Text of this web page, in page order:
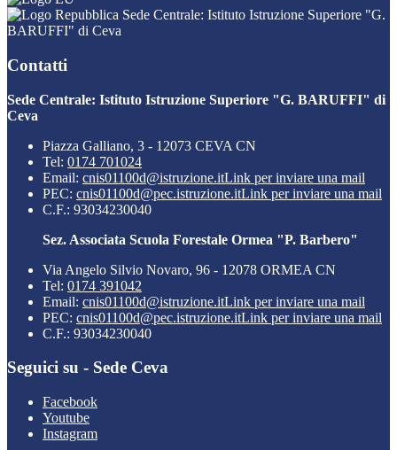
Sede Centrale: Istituto Istruzione Superiore "G.
BARUFFI" di Ceva
Contatti
Sede Centrale: Istituto Istruzione Superiore "G. BARUFFI" di
Ceva
Piazza Galliano, 3 - 12073 CEVA CN
Tel: 0174 701024
Email: cnis01100d@istruzione.itLink per inviare una mail
PEC: cnis01100d@pec.istruzione.itLink per inviare una mail
C.F.: 93034230040
Sez. Associata Scuola Forestale Ormea "P. Barbero"
Via Angelo Silvio Novaro, 96 - 12078 ORMEA CN
Tel: 0174 391042
Email: cnis01100d@istruzione.itLink per inviare una mail
PEC: cnis01100d@pec.istruzione.itLink per inviare una mail
C.F.: 93034230040
Seguici su - Sede Ceva
Facebook
Youtube
Instagram